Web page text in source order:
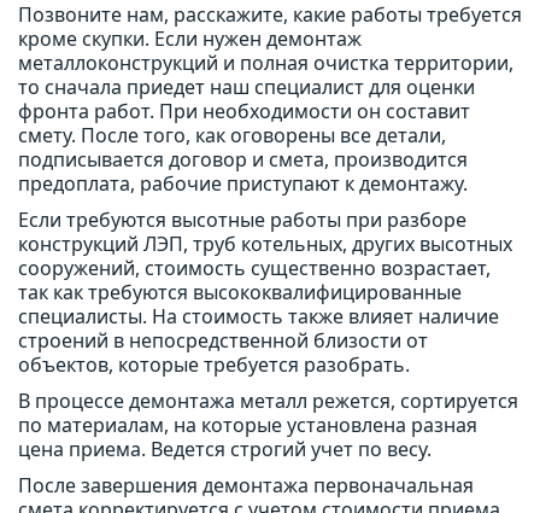
Позвоните нам, расскажите, какие работы требуется
кроме скупки. Если нужен демонтаж
металлоконструкций и полная очистка территории,
то сначала приедет наш специалист для оценки
фронта работ. При необходимости он составит
смету. После того, как оговорены все детали,
подписывается договор и смета, производится
предоплата, рабочие приступают к демонтажу.
Если требуются высотные работы при разборе
конструкций ЛЭП, труб котельных, других высотных
сооружений, стоимость существенно возрастает,
так как требуются высококвалифицированные
специалисты. На стоимость также влияет наличие
строений в непосредственной близости от
объектов, которые требуется разобрать.
В процессе демонтажа металл режется, сортируется
по материалам, на которые установлена разная
цена приема. Ведется строгий учет по весу.
После завершения демонтажа первоначальная